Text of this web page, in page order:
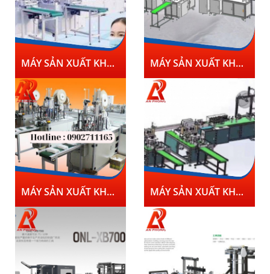
MÁY SẢN XUẤT KHẨU TRANG TỰ ĐỘNG 4 MÁY SẢN XUẤT KHẨU TRANG TỰ ĐỘNG 3
MÁY SẢN XUẤT KHẨU TRANG TỰ ĐỘNG 2 MÁY SẢN XUẤT KHẨU TRANG TỰ ĐỘNG